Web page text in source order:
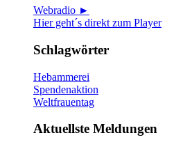
Webradio ►
Hier geht´s direkt zum Player
Schlagwörter
Hebammerei
Spendenaktion
Weltfrauentag
Aktuellste Meldungen